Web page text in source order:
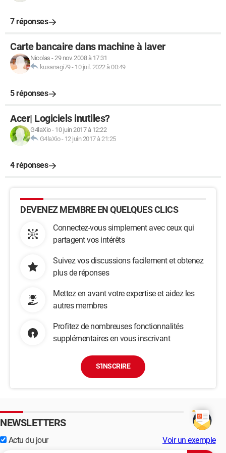
7 réponses
Carte bancaire dans machine à laver
Nicolas -29 nov. 2008 à 17:31
kusanagi79- 10 juil. 2022 à 00:49
5 réponses
Acer| Logiciels inutiles?
G4laXio- 10 juin 2017 à 12:22
G4laXio- 12 juin 2017 à 21:25
4 réponses
DEVENEZ MEMBRE EN QUELQUES CLICS
Connectez-vous simplement avec ceux qui
partagent vos intérêts
Suivez vos discussions facilement et obtenez
plus de réponses
Mettez en avant votre expertise et aidez les
autres membres
Profitez de nombreuses fonctionnalités
supplémentaires en vous inscrivant
S'INSCRIRE
NEWSLETTERS
Actu du jour Voir un exemple